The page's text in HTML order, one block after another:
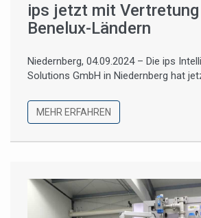
ips jetzt mit Vertretung
Benelux-Ländern
Niedernberg, 04.09.2024 – Die ips
Solutions GmbH in Niedernberg hat
MEHR ERFAHREN